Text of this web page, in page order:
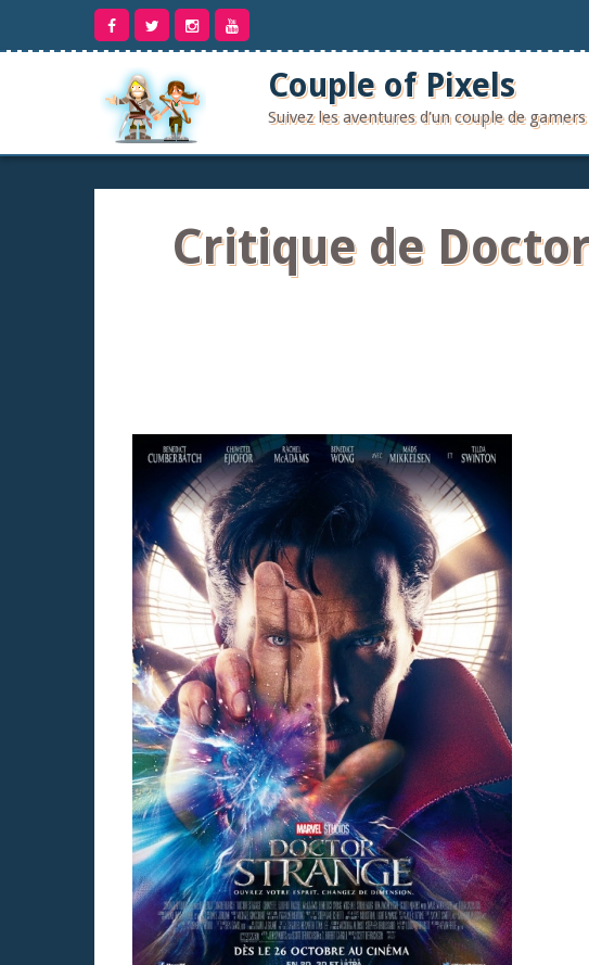
contenu
Couple of Pixels
Suivez les aventures d'un couple de gamers
Critique de